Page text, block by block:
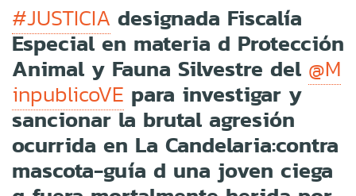
#JUSTICIA designada Fiscalía
Especial en materia d Protección
Animal y Fauna Silvestre del @M
inpublicoVE para investigar y
sancionar la brutal agresión
ocurrida en La Candelaria:contra
mascota-guía d una joven ciega